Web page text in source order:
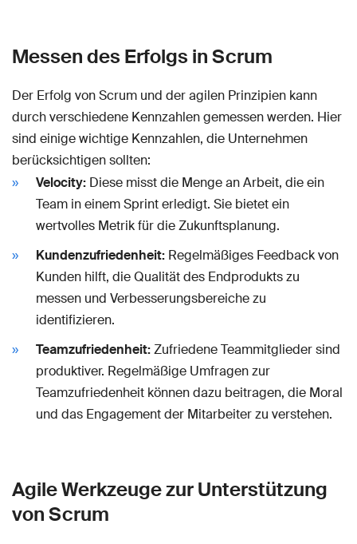
Messen des Erfolgs in Scrum
Der Erfolg von Scrum und der agilen Prinzipien kann
durch verschiedene Kennzahlen gemessen werden. Hier
sind einige wichtige Kennzahlen, die Unternehmen
berücksichtigen sollten:
Velocity: Diese misst die Menge an Arbeit, die ein
Team in einem Sprint erledigt. Sie bietet ein
wertvolles Metrik für die Zukunftsplanung.
Kundenzufriedenheit: Regelmäßiges Feedback von
Kunden hilft, die Qualität des Endprodukts zu
messen und Verbesserungsbereiche zu
identifizieren.
Teamzufriedenheit:Zufriedene Teammitglieder sind
produktiver. Regelmäßige Umfragen zur
Teamzufriedenheit können dazu beitragen, die Moral
und das Engagement der Mitarbeiter zu verstehen.
Agile Werkzeuge zur Unterstützung
von Scrum